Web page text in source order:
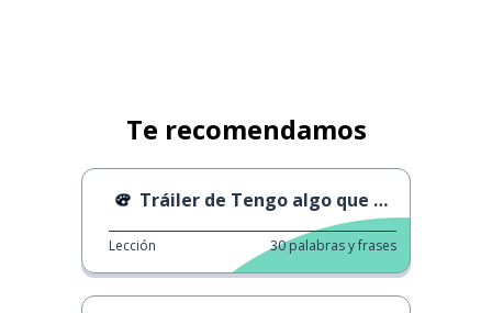
Te recomendamos
Tráiler de Tengo algo que deciros
Lección 30palabras y frases